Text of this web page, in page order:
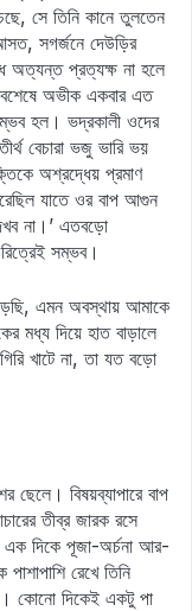
সে তিনি কানে তুলতেন
সগর্জনে দেউড়ির
অত্যন্ত প্রত্যক্ষ না হলে
অভীক একবার এত
হল। ভদ্রকালী ওদের
বেচারা ভজু ভারি ভয়
অশ্রদ্ধেয় প্রমাণ
যাতে ওর বাপ আগুন
না।’ এতবড়ো
সম্ভব।
এমন অবস্থায় আমাকে
মধ্য দিয়ে হাত বাড়ালে
খাটে না, তা যত বড়ো
ছেলে। বিষয়ব্যাপারে বাপ
তীব্র জারক রসে
দিকে পূজা-অর্চনা আর-
রেখে তিনি
কোনো দিকেই একটু পা